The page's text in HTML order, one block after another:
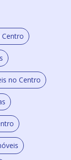
Centro
no Centro